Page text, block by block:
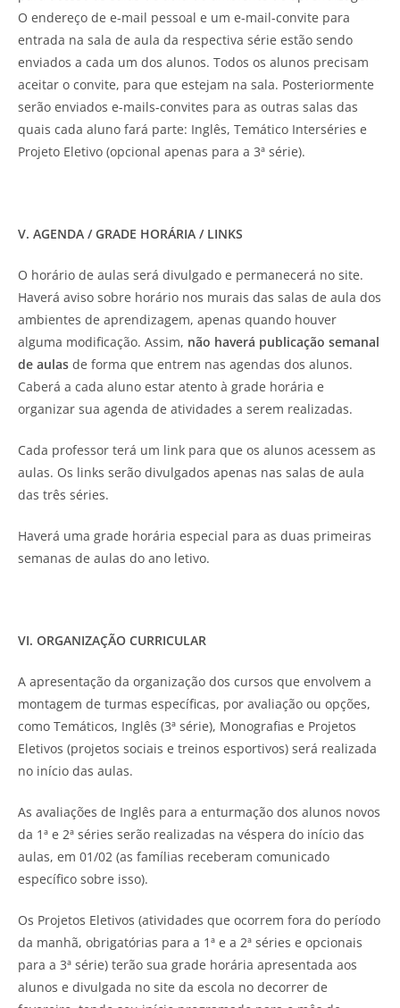
O endereço de e-mail pessoal e um e-mail-convite para
entrada na sala de aula da respectiva série estão sendo
enviados a cada um dos alunos. Todos os alunos precisam
aceitar o convite, para que estejam na sala. Posteriormente
serão enviados e-mails-convites para as outras salas das
quais cada aluno fará parte: Inglês, Temático Interséries e
Projeto Eletivo (opcional apenas para a 3ª série).
V. AGENDA / GRADE HORÁRIA / LINKS
O horário de aulas será divulgado e permanecerá no site.
Haverá aviso sobre horário nos murais das salas de aula dos
ambientes de aprendizagem, apenas quando houver
alguma modificação. Assim, não haverá publicação semanal
de aulas de forma que entrem nas agendas dos alunos.
Caberá a cada aluno estar atento à grade horária e
organizar sua agenda de atividades a serem realizadas.
Cada professor terá um link para que os alunos acessem as
aulas. Os links serão divulgados apenas nas salas de aula
das três séries.
Haverá uma grade horária especial para as duas primeiras
semanas de aulas do ano letivo.
VI. ORGANIZAÇÃO CURRICULAR
A apresentação da organização dos cursos que envolvem a
montagem de turmas específicas, por avaliação ou opções,
como Temáticos, Inglês (3ª série), Monografias e Projetos
Eletivos (projetos sociais e treinos esportivos) será realizada
no início das aulas.
As avaliações de Inglês para a enturmação dos alunos novos
da 1ª e 2ª séries serão realizadas na véspera do início das
aulas, em 01/02 (as famílias receberam comunicado
específico sobre isso).
Os Projetos Eletivos (atividades que ocorrem fora do período
da manhã, obrigatórias para a 1ª e a 2ª séries e opcionais
para a 3ª série) terão sua grade horária apresentada aos
alunos e divulgada no site da escola no decorrer de